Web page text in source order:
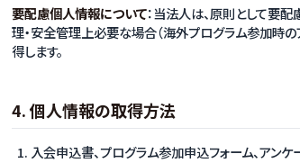
要配慮個人情報について：当法人は、原則として要
理・安全管理上必要な場合（海外プログラム参加時
得します。
4. 個人情報の取得方法
入会申込書、プログラム参加申込フォーム、アン